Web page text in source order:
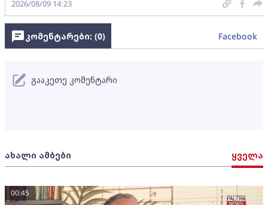
2026/08/09 14:23
ახალი ამბები ყველა
00:45
კომენტარები: (0) Facebook
გააკეთე კომენტარი